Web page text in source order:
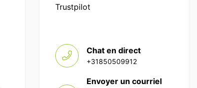
Trustpilot
Chat en direct
+31850509912
Envoyer un courriel